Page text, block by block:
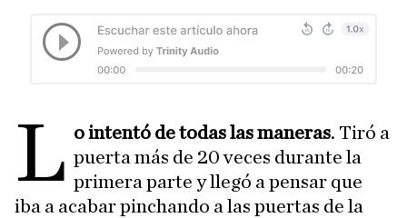
L o intentó de todas las maneras. Tiró a
puerta más de 20 veces durante la
primera parte y llegó a pensar que
iba a acabar pinchando a las puertas de la